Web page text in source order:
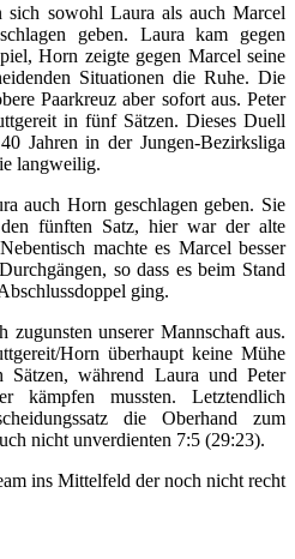
sich sowohl Laura als auch Marcel
geben. Laura kam gegen
Horn zeigte gegen Marcel seine
Situationen die Ruhe. Die
Paarkreuz aber sofort aus. Peter
in fünf Sätzen. Dieses Duell
Jahren in der Jungen-Bezirksliga
langweilig.
auch Horn geschlagen geben. Sie
fünften Satz, hier war der alte
machte es Marcel besser
so dass es beim Stand
ging.
zugunsten unserer Mannschaft aus.
Horn überhaupt keine Mühe
während Laura und Peter
kämpfen mussten. Letztendlich
die Oberhand zum
nicht unverdienten 7:5 (29:23).
ins Mittelfeld der noch nicht recht